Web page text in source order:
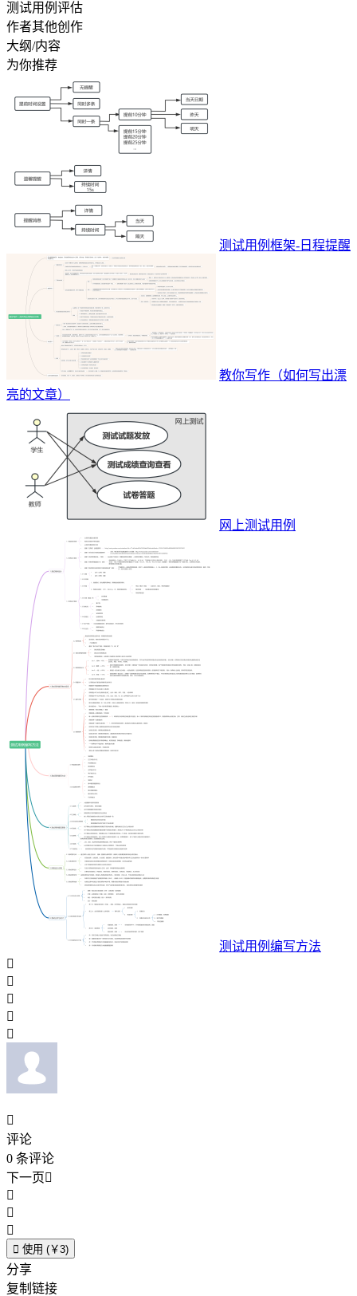
测试用例评估
作者其他创作
大纲/内容
为你推荐
测试用例框架-日程提醒
教你写作（如何写出漂
亮的文章）
网上测试用例
测试用例编写方法






评论
0 条评论
下一页



 使用 (￥3)
分享
复制链接